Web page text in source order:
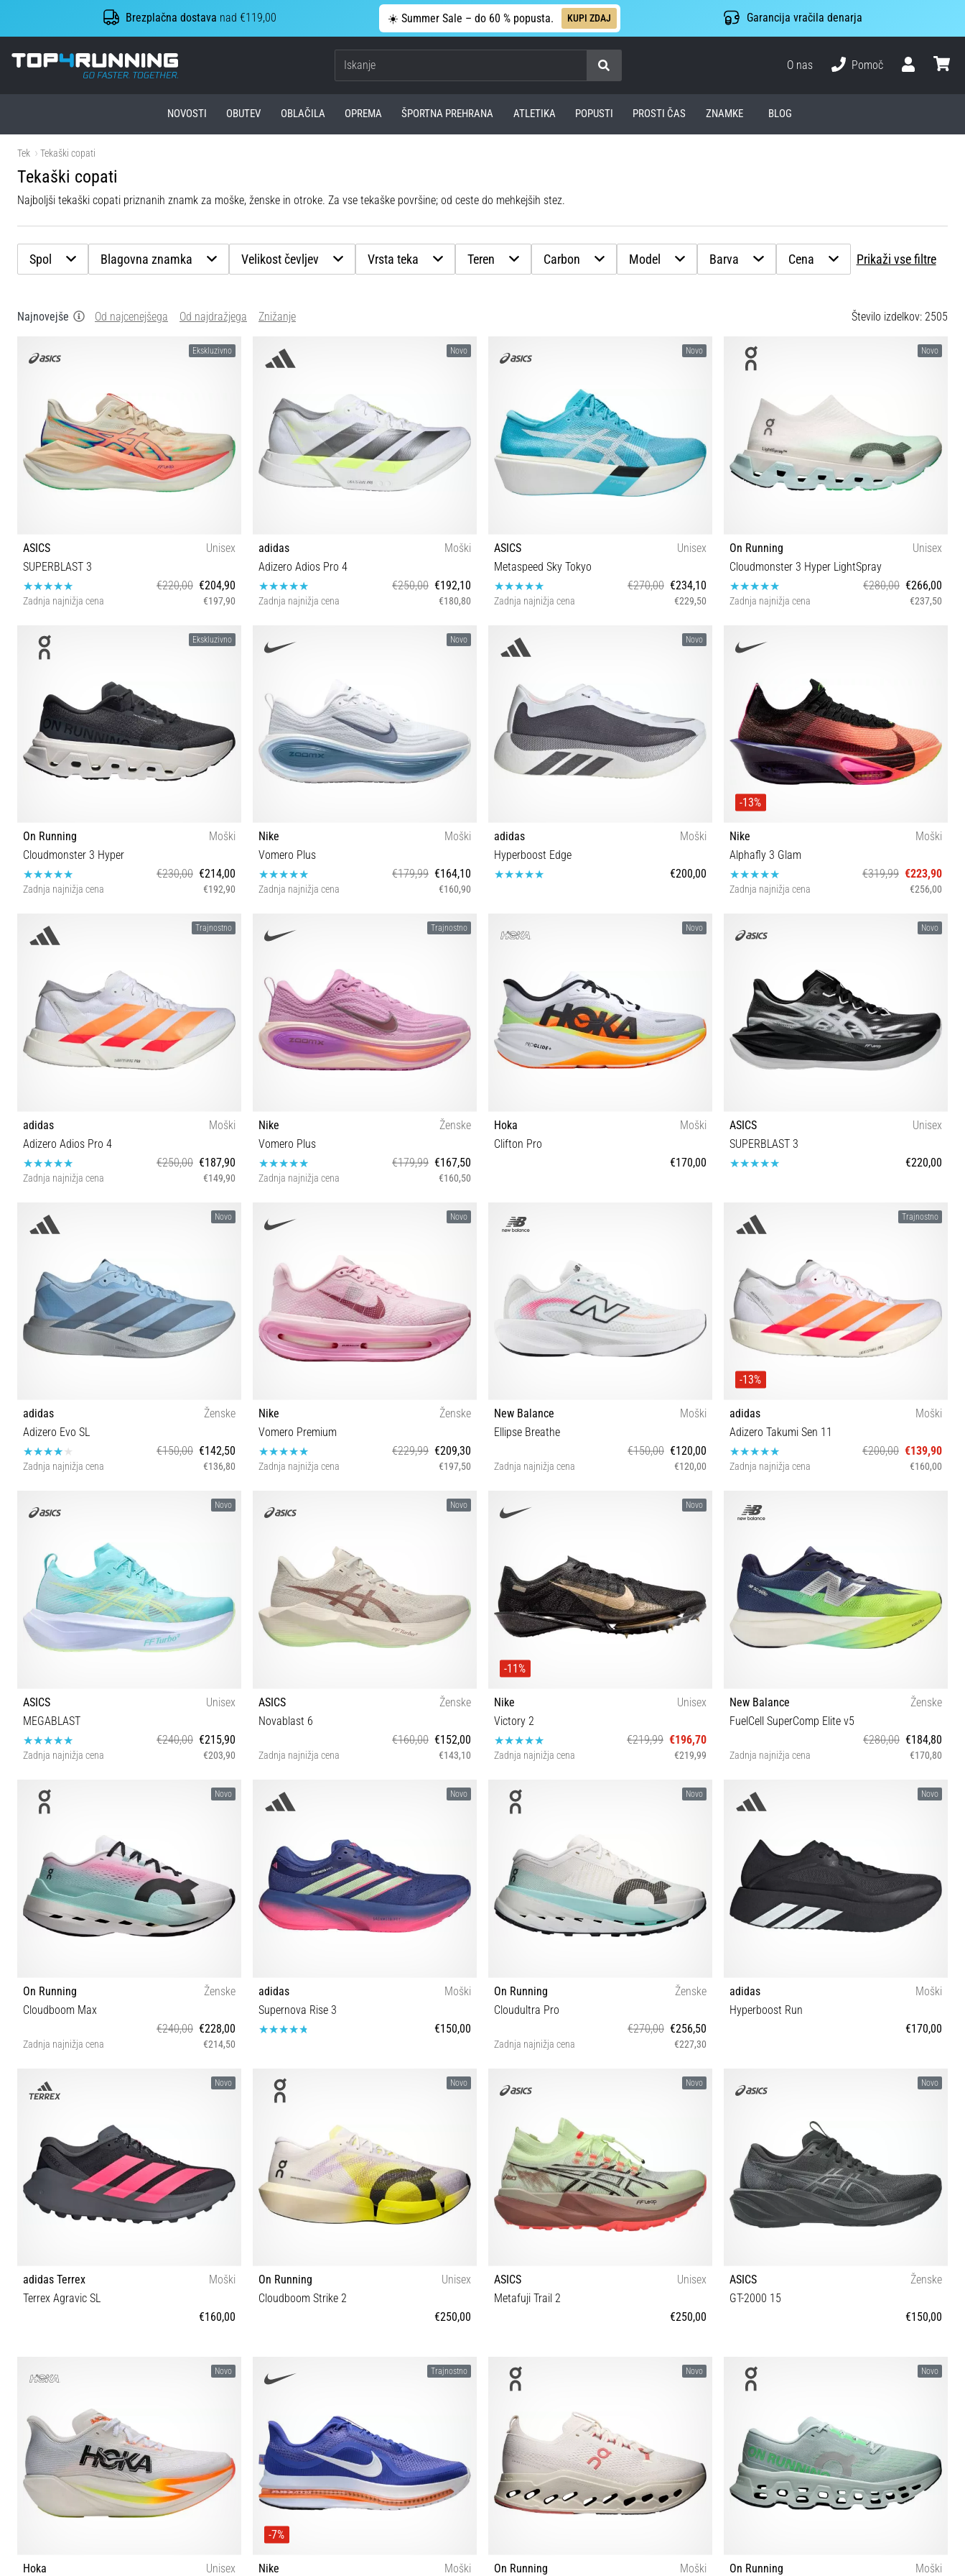
Brezplačna dostava nad €119,00 ☀️ Summer Sale – do 60 % popusta. KUPI ZDAJ Garancija vračila denarja
Top4Running.si
Iskanje
O nas
Pomoč
NOVOSTI OBUTEV OBLAČILA OPREMA ŠPORTNA PREHRANA ATLETIKA POPUSTI PROSTI ČAS ZNAMKE BLOG
Tek Tekaški copati
Tekaški copati
Najboljši tekaški copati priznanih znamk za moške, ženske in otroke. Za vse tekaške površine; od ceste do mehkejših stez.
Spol Blagovna znamka Velikost čevljev Vrsta teka Teren Carbon Model Barva Cena Prikaži vse filtre
Najnovejše Od najcenejšega Od najdražjega Znižanje Število izdelkov: 2505
Ekskluzivno
ASICS
Unisex
SUPERBLAST 3
€220,00 €204,90
Zadnja najnižja cena €197,90
40 42 42½ 43½ 44 44½ 45 46½
Novo
adidas
Moški
Adizero Adios Pro 4
€250,00 €192,10
Zadnja najnižja cena €180,80
40⅔ 41⅓ 42 42⅔ 43⅓ 44 44⅔ 45⅓ 46 46⅔ 47⅓
Novo
ASICS
Unisex
Metaspeed Sky Tokyo
€270,00 €234,10
Zadnja najnižja cena €229,50
37 37½ 38 39 39½ 40 40½ 41½ 42 42½ 43½ 44 44½
Novo
On Running
Unisex
Cloudmonster 3 Hyper LightSpray
€280,00 €266,00
Zadnja najnižja cena €237,50
Ekskluzivno
On Running
Moški
Cloudmonster 3 Hyper
€230,00 €214,00
Zadnja najnižja cena €192,90
40 40½ 41 42 42½ 43 44 44½ 45 47 47½
Novo
Nike
Moški
Vomero Plus
€179,99 €164,10
Zadnja najnižja cena €160,90
40½ 41 42 42½ 43 44 44½ 45 45½ 46 47 47½ 48½
Novo
adidas
Moški
Hyperboost Edge
€200,00
40⅔ 41⅓ 42 42⅔ 43⅓ 44 44⅔ 45⅓ 46 46⅔ 47⅓
-13%
Nike
Moški
Alphafly 3 Glam
€319,99 €223,90
Zadnja najnižja cena €256,00
Trajnostno
adidas
Moški
Adizero Adios Pro 4
€250,00 €187,90
Zadnja najnižja cena €149,90
40⅔ 42 42⅔ 43⅓ 44 44⅔ 45⅓ 46 46⅔ 47⅓
Trajnostno
Nike
Ženske
Vomero Plus
€179,99 €167,50
Zadnja najnižja cena €160,50
Novo
Hoka
Moški
Clifton Pro
€170,00
Novo
ASICS
Unisex
SUPERBLAST 3
€220,00
37 37½ 38 39 39½ 40 40½ 41½ 42 42½ 43½ 44 44½
Novo
adidas
Ženske
Adizero Evo SL
€150,00 €142,50
Zadnja najnižja cena €136,80
Novo
Nike
Ženske
Vomero Premium
€229,99 €209,30
Zadnja najnižja cena €197,50
New Balance
Moški
Ellipse Breathe
€150,00 €120,00
Zadnja najnižja cena €120,00
41½ 42 42½ 43 44 44½ 45 45½ 46½ 47 47½
Trajnostno
-13%
adidas
Moški
Adizero Takumi Sen 11
€200,00 €139,90
Zadnja najnižja cena €160,00
Novo
ASICS
Unisex
MEGABLAST
€240,00 €215,90
Zadnja najnižja cena €203,90
36 37 37½ 38 39 39½ 40 40½ 41½ 42 42½ 43½ 44
Novo
ASICS
Ženske
Novablast 6
€160,00 €152,00
Zadnja najnižja cena €143,10
36 37 37½ 38 39 39½ 40 40½ 41½ 42 42½ 43½
Novo
-11%
Nike
Unisex
Victory 2
€219,99 €196,70
Zadnja najnižja cena €219,99
38½ 39 40 40½ 41 42 42½ 43 44 44½ 45 45½ 46 47½
New Balance
Ženske
FuelCell SuperComp Elite v5
€280,00 €184,80
Zadnja najnižja cena €170,80
Novo
On Running
Ženske
Cloudboom Max
€240,00 €228,00
Zadnja najnižja cena €214,50
Novo
adidas
Moški
Supernova Rise 3
€150,00
40⅔ 41⅓ 42 42⅔ 43⅓ 44 44⅔ 45⅓ 46 46⅔ 47⅓
Novo
On Running
Ženske
Cloudultra Pro
€270,00 €256,50
Zadnja najnižja cena €227,30
36½ 37 37½ 38 38½ 39 40 40½ 41 42 42½
Novo
adidas
Moški
Hyperboost Run
€170,00
40⅔ 41⅓ 42 42⅔ 43⅓ 44 44⅔ 45⅓ 46 46⅔ 47⅓
Novo
adidas Terrex
Moški
Terrex Agravic SL
€160,00
42⅔ 40⅔ 41⅓ 42 43⅓ 44 44⅔ 45⅓ 46 46⅔ 47⅓
Novo
On Running
Unisex
Cloudboom Strike 2
€250,00
37½ 38 38½ 39 40 40½ 41 42 42½ 43 44 44½ 45 46
Novo
ASICS
Unisex
Metafuji Trail 2
€250,00
37 37½ 38 39 39½ 40 40½ 41½ 42 42½ 43½ 44 44½
Novo
ASICS
Ženske
GT-2000 15
€150,00
Novo
Hoka Unisex
Trajnostno
-7%
Nike Moški
Novo
On Running Moški
Novo
On Running Moški